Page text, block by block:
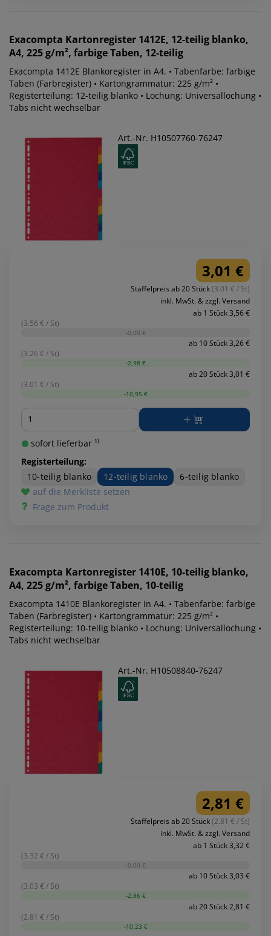
Exacompta Kartonregister 1412E, 12-teilig blanko,
A4, 225 g/m², farbige Taben, 12-teilig
Exacompta 1412E Blankoregister in A4. • Tabenfarbe: farbige
Taben (Farbregister) • Kartongrammatur: 225 g/m² •
Registerteilung: 12-teilig blanko • Lochung: Universallochung •
Tabs nicht wechselbar
Art.-Nr. H10507760-76247
3,01 €
Staffelpreis ab 20 Stück(3.01 € / St)
inkl. MwSt. & zzgl. Versand
ab 1 Stück 3,56 €
(3.56 € / St)
-0,00 €
ab 10 Stück 3,26 €
(3.26 € / St)
-2,98 €
ab 20 Stück 3,01 €
(3.01 € / St)
-10,95 €
Menge
sofort lieferbar ¹⁾
Registerteilung:
10-teilig blanko
12-teilig blanko
6-teilig blanko
auf die Merkliste setzen
Frage zum Produkt
Exacompta Kartonregister 1410E, 10-teilig blanko,
A4, 225 g/m², farbige Taben, 10-teilig
Exacompta 1410E Blankoregister in A4. • Tabenfarbe: farbige
Taben (Farbregister) • Kartongrammatur: 225 g/m² •
Registerteilung: 10-teilig blanko • Lochung: Universallochung •
Tabs nicht wechselbar
Art.-Nr. H10508840-76247
2,81 €
Staffelpreis ab 20 Stück(2.81 € / St)
inkl. MwSt. & zzgl. Versand
ab 1 Stück 3,32 €
(3.32 € / St)
-0,00 €
ab 10 Stück 3,03 €
(3.03 € / St)
-2,86 €
ab 20 Stück 2,81 €
(2.81 € / St)
-10,23 €